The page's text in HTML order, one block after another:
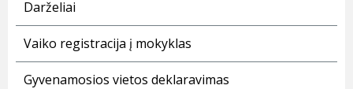
Darželiai
Vaiko registracija į mokyklas
Gyvenamosios vietos deklaravimas